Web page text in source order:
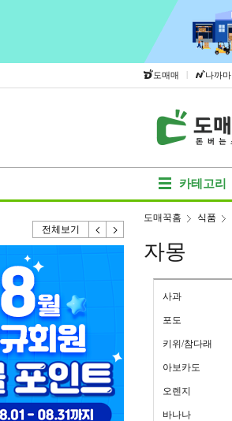
도매매 | 나까마
카테고리
전체보기
도매꾹홈 식품
자몽
사과
포도
키위/참다래
아보카도
오렌지
바나나